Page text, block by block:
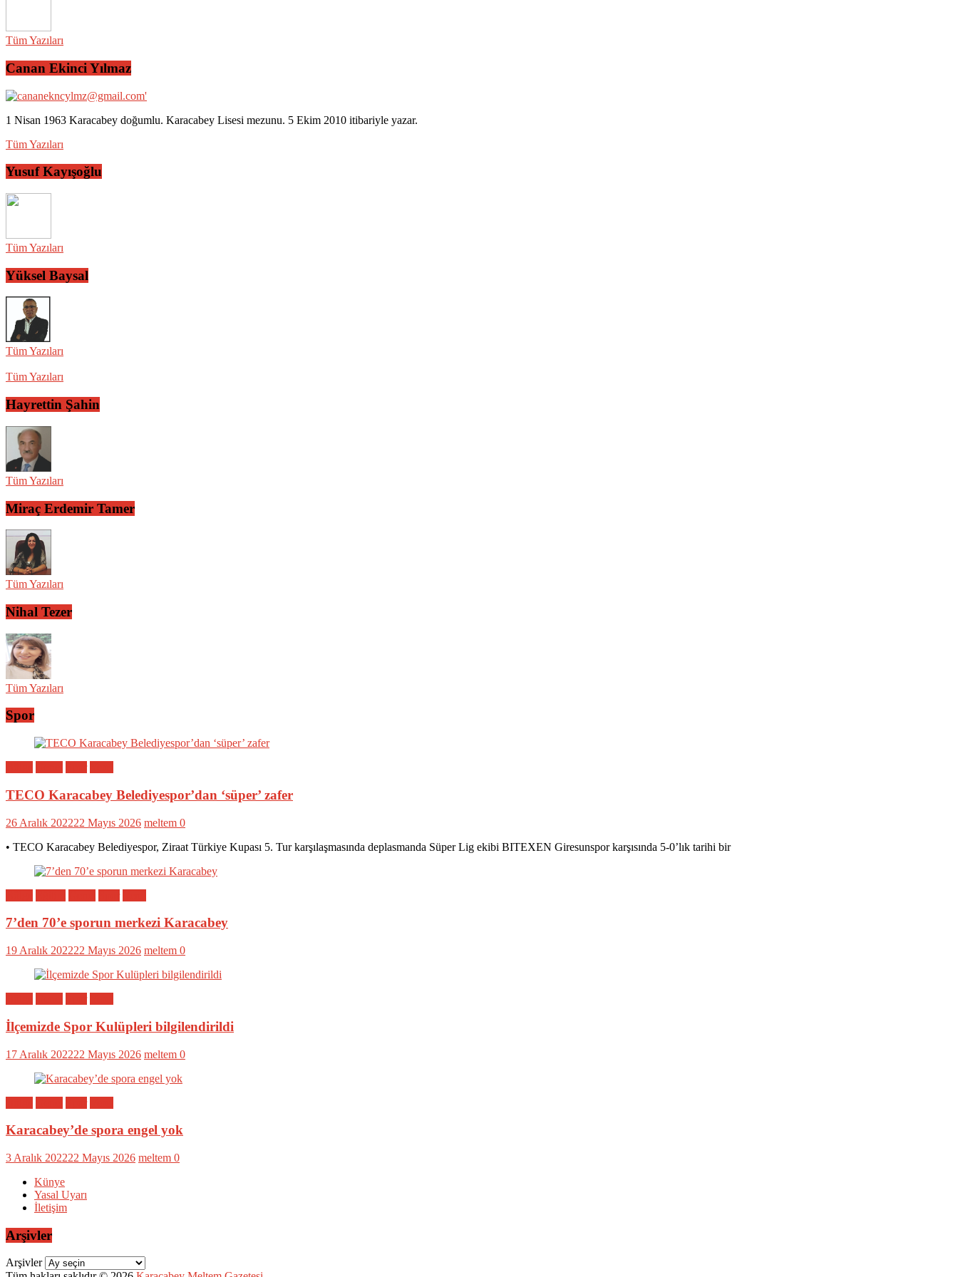
Tüm Yazıları
Canan Ekinci Yılmaz
1 Nisan 1963 Karacabey doğumlu. Karacabey Lisesi mezunu. 5 Ekim 2010 itibariyle yazar.
Tüm Yazıları
Yusuf Kayışoğlu
Tüm Yazıları
Yüksel Baysal
Tüm Yazıları
Tüm Yazıları
Hayrettin Şahin
Tüm Yazıları
Miraç Erdemir Tamer
Tüm Yazıları
Nihal Tezer
Tüm Yazıları
Spor
TECO Karacabey Belediyespor’dan ‘süper’ zafer
26 Aralık 202222 Mayıs 2026 meltem 0
• TECO Karacabey Belediyespor, Ziraat Türkiye Kupası 5. Tur karşılaşmasında deplasmanda Süper Lig ekibi BITEXEN Giresunspor karşısında 5-0’lık tarihi bir
7’den 70’e sporun merkezi Karacabey
19 Aralık 202222 Mayıs 2026 meltem 0
İlçemizde Spor Kulüpleri bilgilendirildi
17 Aralık 202222 Mayıs 2026 meltem 0
Karacabey’de spora engel yok
3 Aralık 202222 Mayıs 2026 meltem 0
Künye
Yasal Uyarı
İletişim
Arşivler
Arşivler